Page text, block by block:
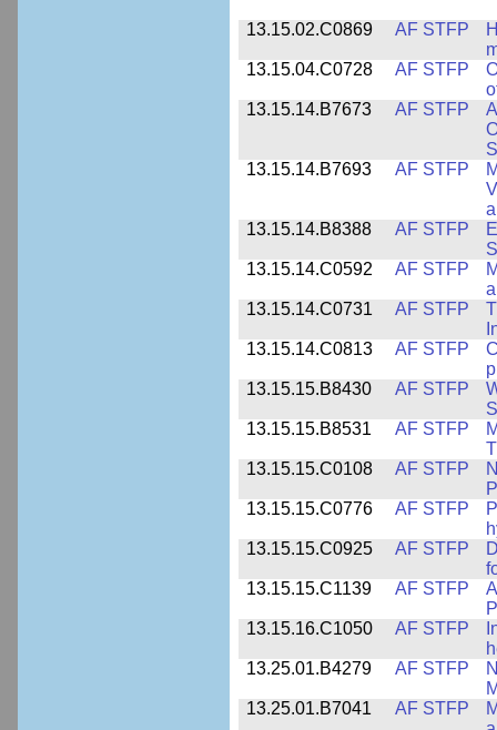
13.15.02.C0869 AF STFP
13.15.04.C0728
AF STFP
13.15.14.B7673
AF STFP
13.15.14.B7693
AF STFP
13.15.14.B8388
AF STFP
13.15.14.C0592
AF STFP
13.15.14.C0731
AF STFP
13.15.14.C0813
AF STFP
13.15.15.B8430
AF STFP
13.15.15.B8531
AF STFP
13.15.15.C0108
AF STFP
13.15.15.C0776
AF STFP
13.15.15.C0925
AF STFP
13.15.15.C1139
AF STFP
13.15.16.C1050
AF STFP
13.25.01.B4279
AF STFP
13.25.01.B7041
AF STFP